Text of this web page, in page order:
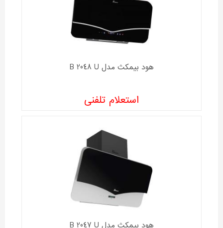
هود بیمکث مدل B 2048 U
استعلام تلفنی
هود بیمکث مدل B 2047 U